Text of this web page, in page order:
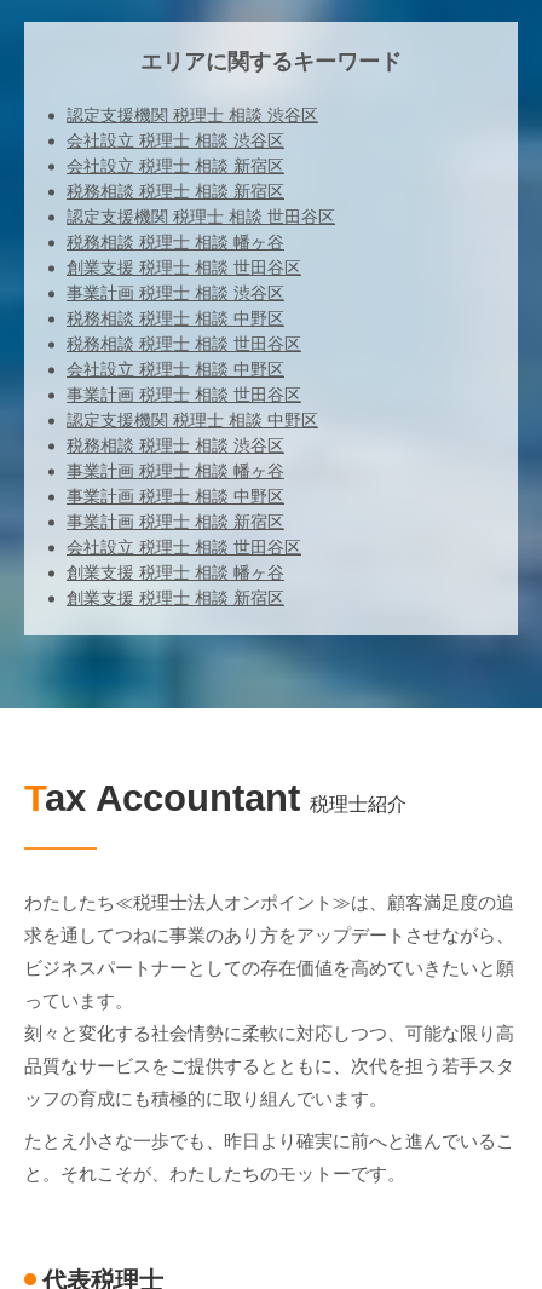
エリアに関するキーワード
認定支援機関 税理士 相談 渋谷区
会社設立 税理士 相談 渋谷区
会社設立 税理士 相談 新宿区
税務相談 税理士 相談 新宿区
認定支援機関 税理士 相談 世田谷区
税務相談 税理士 相談 幡ヶ谷
創業支援 税理士 相談 世田谷区
事業計画 税理士 相談 渋谷区
税務相談 税理士 相談 中野区
税務相談 税理士 相談 世田谷区
会社設立 税理士 相談 中野区
事業計画 税理士 相談 世田谷区
認定支援機関 税理士 相談 中野区
税務相談 税理士 相談 渋谷区
事業計画 税理士 相談 幡ヶ谷
事業計画 税理士 相談 中野区
事業計画 税理士 相談 新宿区
会社設立 税理士 相談 世田谷区
創業支援 税理士 相談 幡ヶ谷
創業支援 税理士 相談 新宿区
Tax Accountant 税理士紹介
わたしたち≪税理士法人オンポイント≫は、顧客満足度の追
求を通してつねに事業のあり方をアップデートさせながら、
ビジネスパートナーとしての存在価値を高めていきたいと願
っています。
刻々と変化する社会情勢に柔軟に対応しつつ、可能な限り高
品質なサービスをご提供するとともに、次代を担う若手スタ
ッフの育成にも積極的に取り組んでいます。
たとえ小さな一歩でも、昨日より確実に前へと進んでいるこ
と。それこそが、わたしたちのモットーです。
代表税理士